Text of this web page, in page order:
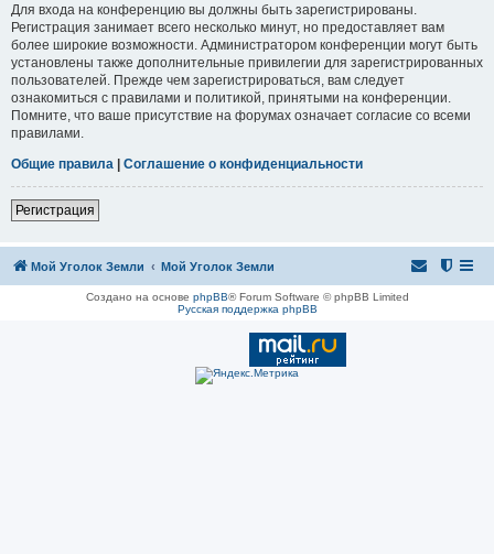
Для входа на конференцию вы должны быть зарегистрированы.
Регистрация занимает всего несколько минут, но предоставляет вам
более широкие возможности. Администратором конференции могут быть
установлены также дополнительные привилегии для зарегистрированных
пользователей. Прежде чем зарегистрироваться, вам следует
ознакомиться с правилами и политикой, принятыми на конференции.
Помните, что ваше присутствие на форумах означает согласие со всеми
правилами.
Общие правила | Соглашение о конфиденциальности
Регистрация
Мой Уголок Земли Мой Уголок Земли
Создано на основе phpBB® Forum Software © phpBB Limited
Русская поддержка phpBB